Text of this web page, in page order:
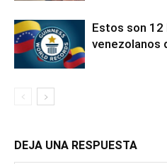
Estos son 12
venezolanos
DEJA UNA RESPUESTA